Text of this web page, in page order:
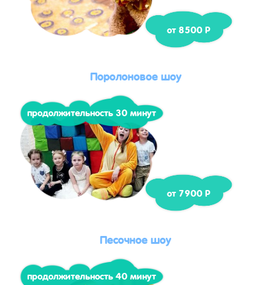
от 8500 Р
Поролоновое шоу
продолжительность 30 минут
от 7900 Р
Песочное шоу
продолжительность 40 минут